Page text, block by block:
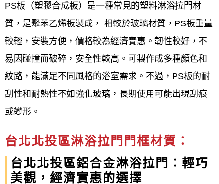
PS板（塑膠合成板）是一種常見的塑料淋浴拉門材
質，是聚苯乙烯板製成， 相較於玻璃材質，PS板重量
較輕，安裝方便，價格較為經濟實惠。韌性較好，不
易因碰撞而破碎，安全性較高。可製作成多種顏色和
紋路，能滿足不同風格的浴室需求。不過，PS板的耐
刮性和耐熱性不如強化玻璃，長期使用可能出現刮痕
或變形。
台北北投區淋浴拉門門框材質：
台北北投區鋁合金淋浴拉門：輕巧
美觀，經濟實惠的選擇